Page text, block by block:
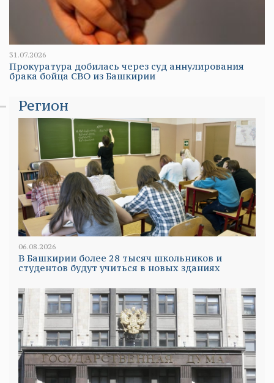
31.07.2026
Прокуратура добилась через суд аннулирования
брака бойца СВО из Башкирии
Регион
06.08.2026
В Башкирии более 28 тысяч школьников и
студентов будут учиться в новых зданиях